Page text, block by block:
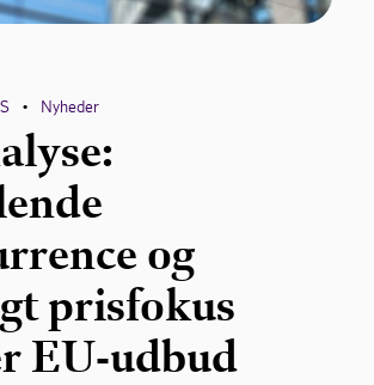
• Nyheder
og
prisfokus
EU-udbud